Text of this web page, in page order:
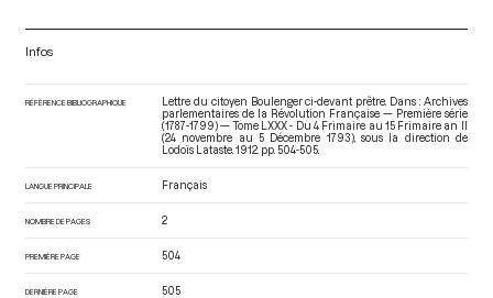
Infos
RÉFÉRENCE BIBLIOGRAPHIQUE
Lettre du citoyen Boulenger ci-devant prêtre. Dans : Archives
parlementaires de la Révolution Française — Première série
(1787-1799) — Tome LXXX - Du 4 Frimaire au 15 Frimaire an II
(24 novembre au 5 Décembre 1793), sous la direction de
Lodoïs Lataste. 1912. pp. 504-505.
LANGUE PRINCIPALE Français
NOMBRE DE PAGES 2
PREMIÈRE PAGE 504
DERNIÈRE PAGE 505